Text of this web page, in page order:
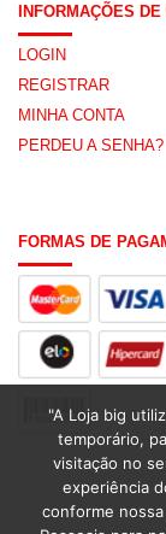
INFORMAÇÕES DE
LOGIN
REGISTRAR
MINHA CONTA
PERDEU A SENHA?
FORMAS DE
"A Loja big
temporário,
visitação no
experiência
conforme